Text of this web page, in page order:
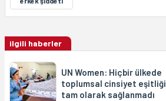
ilgili haberler
UN Women: Hiçbir ülkede
toplumsal cinsiyet eşitliği
tam olarak sağlanmadı